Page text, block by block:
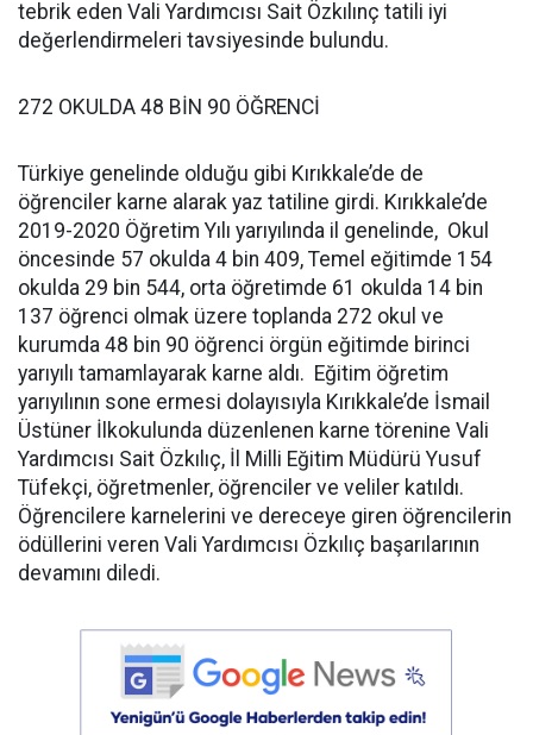
tebrik eden Vali Yardımcısı Sait Özkılınç tatili iyi
değerlendirmeleri tavsiyesinde bulundu.
272 OKULDA 48 BİN 90 ÖĞRENCİ
Türkiye genelinde olduğu gibi Kırıkkale’de de
öğrenciler karne alarak yaz tatiline girdi. Kırıkkale’de
2019-2020 Öğretim Yılı yarıyılında il genelinde, Okul
öncesinde 57 okulda 4 bin 409, Temel eğitimde 154
okulda 29 bin 544, orta öğretimde 61 okulda 14 bin
137 öğrenci olmak üzere toplanda 272 okul ve
kurumda 48 bin 90 öğrenci örgün eğitimde birinci
yarıyılı tamamlayarak karne aldı. Eğitim öğretim
yarıyılının sone ermesi dolayısıyla Kırıkkale’de İsmail
Üstüner İlkokulunda düzenlenen karne törenine Vali
Yardımcısı Sait Özkılıç, İl Milli Eğitim Müdürü Yusuf
Tüfekçi, öğretmenler, öğrenciler ve veliler katıldı.
Öğrencilere karnelerini ve dereceye giren öğrencilerin
ödüllerini veren Vali Yardımcısı Özkılıç başarılarının
devamını diledi.